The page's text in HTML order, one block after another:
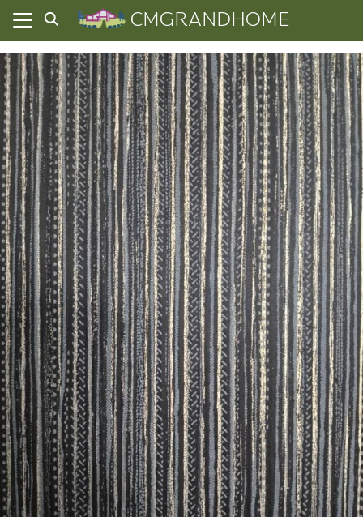
Skip
content
CMGRANDHOME
ความเป็นส่วนตัว
งหมด
ที่ผ่านมา
รา